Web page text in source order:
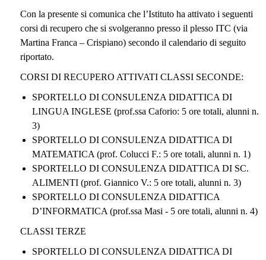
Con la presente si comunica che l’Istituto ha attivato i seguenti
corsi di recupero che si svolgeranno presso il plesso ITC (via
Martina Franca – Crispiano) secondo il calendario di seguito
riportato.
CORSI DI RECUPERO ATTIVATI CLASSI SECONDE:
SPORTELLO DI CONSULENZA DIDATTICA DI
LINGUA INGLESE (prof.ssa Caforio: 5 ore totali, alunni n.
3)
SPORTELLO DI CONSULENZA DIDATTICA DI
MATEMATICA (prof. Colucci F.: 5 ore totali, alunni n. 1)
SPORTELLO DI CONSULENZA DIDATTICA DI SC.
ALIMENTI (prof. Giannico V.: 5 ore totali, alunni n. 3)
SPORTELLO DI CONSULENZA DIDATTICA
D’INFORMATICA (prof.ssa Masi - 5 ore totali, alunni n. 4)
CLASSI TERZE
SPORTELLO DI CONSULENZA DIDATTICA DI